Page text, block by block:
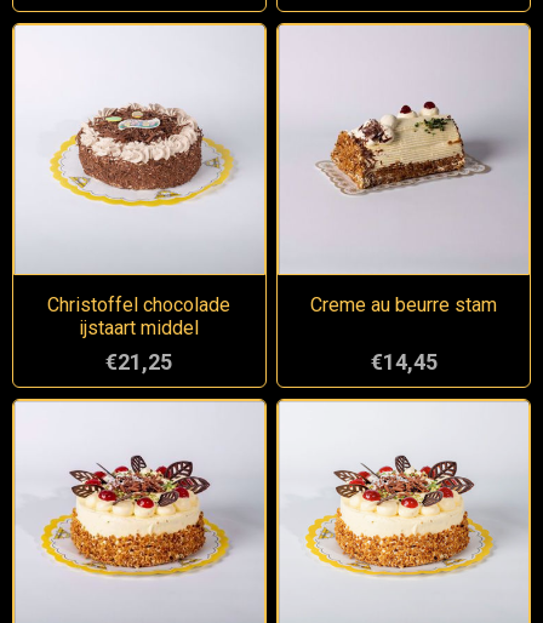
Christoffel chocolade
ijstaart middel
€21,25
Creme au beurre stam
€14,45